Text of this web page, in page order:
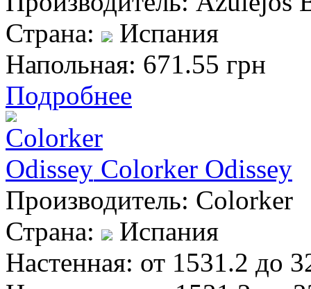
Страна:
Испания
Напольная: 671.55 грн
Подробнее
Colorker Odissey
Производитель: Colorker
Страна:
Испания
Настенная: от 1531.2 до